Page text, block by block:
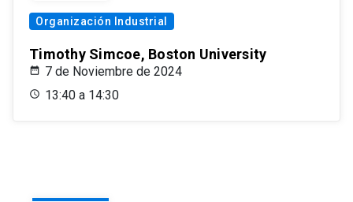
Organización Industrial
Timothy Simcoe, Boston University
7 de Noviembre de 2024
13:40 a 14:30